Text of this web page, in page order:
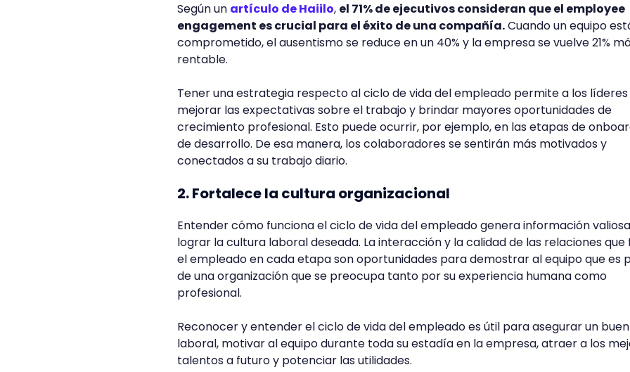
Según un artículo de Haiilo, el 71% de ejecutivos consideran que el employee
engagement es crucial para el éxito de una compañía.Cuando un equipo
comprometido, el ausentismo se reduce en un 40% y la empresa se vuelve 21%
rentable.
Tener una estrategia respecto al ciclo de vida del empleado permite a los líderes
mejorar las expectativas sobre el trabajo y brindar mayores oportunidades de
crecimiento profesional. Esto puede ocurrir, por ejemplo, en las etapas de
de desarrollo. De esa manera, los colaboradores se sentirán más motivados y
conectados a su trabajo diario.
2. Fortalece la cultura organizacional
Entender cómo funciona el ciclo de vida del empleado genera información
lograr la cultura laboral deseada. La interacción y la calidad de las relaciones
el empleado en cada etapa son oportunidades para demostrar al equipo que es
de una organización que se preocupa tanto por su experiencia humana como
profesional.
Reconocer y entender el ciclo de vida del empleado es útil para asegurar un
laboral, motivar al equipo durante toda su estadía en la empresa, atraer a los
talentos a futuro y potenciar las utilidades.